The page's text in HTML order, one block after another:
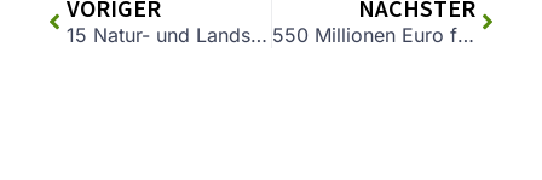
VORIGER
15 Natur- und Landschaftsführer für den Naturpark Spessart ausgebildet und zertifiziert
NÄCHSTER
550 Millionen Euro für den Wald